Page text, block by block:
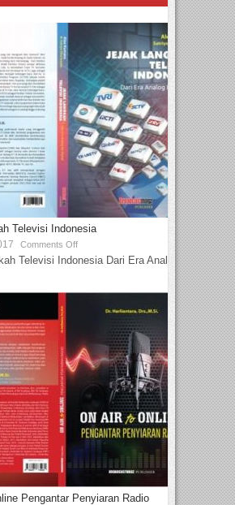
Televisi Indonesia
Comments Off
Televisi Indonesia Dari Era Analog
Pengantar Penyiaran Radio